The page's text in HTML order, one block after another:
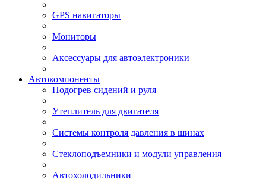
GPS навигаторы
Мониторы
Аксессуары для автоэлектроники
Автокомпоненты
Подогрев сидений и руля
Утеплитель для двигателя
Системы контроля давления в шинах
Стеклоподъемники и модули управления
Автохолодильники